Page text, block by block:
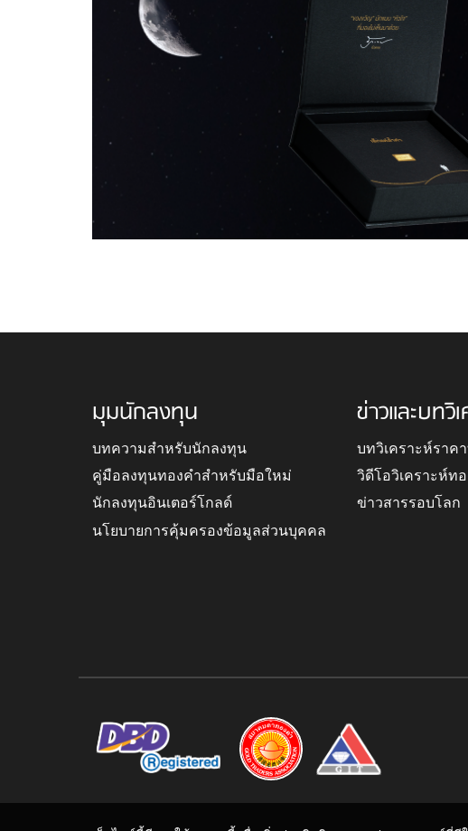
มุมนักลงทุน
บทความสำหรับนักลงทุน
คู่มือลงทุนทองคำสำหรับมือใหม่
นักลงทุนอินเตอร์โกลด์
นโยบายการคุ้มครองข้อมูลส่วนบุคคล
ข่าวและบทวิ
บทวิเคราะห์ราค
วิดีโอวิเคราะห์ท
ข่าวสารรอบโลก